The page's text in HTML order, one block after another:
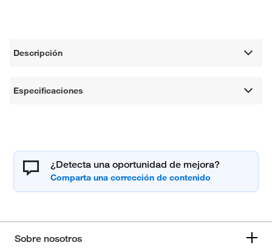
Descripción
Especificaciones
¿Detecta una oportunidad de mejora?
Sobre nosotros